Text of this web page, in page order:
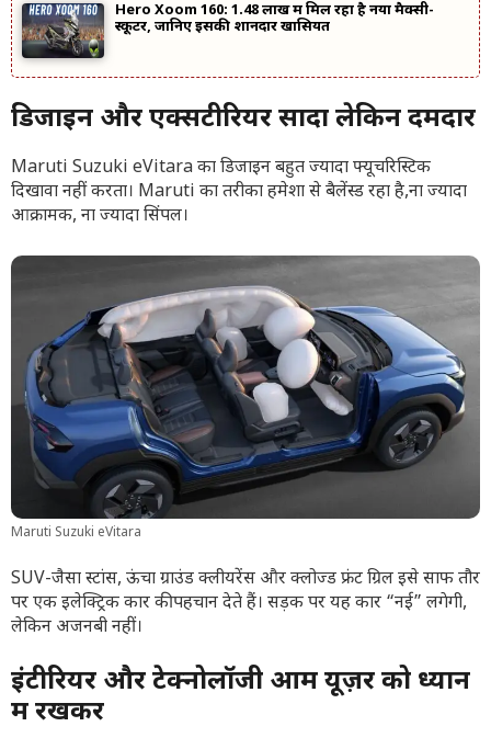
Hero Xoom 160: ₹1.48 लाख में मिल रहा है नया मैक्सी-
स्कूटर, जानिए इसकी शानदार खासियतें
डिजाइन और एक्सटीरियर सादा लेकिन दमदार
Maruti Suzuki eVitara का डिजाइन बहुत ज्यादा फ्यूचरिस्टिक
दिखावा नहीं करता। Maruti का तरीका हमेशा से बैलेंस्ड रहा है,ना ज्यादा
आक्रामक, ना ज्यादा सिंपल।
Maruti Suzuki eVitara
SUV-जैसा स्टांस, ऊंचा ग्राउंड क्लीयरेंस और क्लोज्ड फ्रंट ग्रिल इसे साफ तौर
पर एक इलेक्ट्रिक कार की पहचान देते हैं। सड़क पर यह कार “नई” लगेगी,
लेकिन अजनबी नहीं।
इंटीरियर और टेक्नोलॉजी आम यूज़र को ध्यान
में रखकर